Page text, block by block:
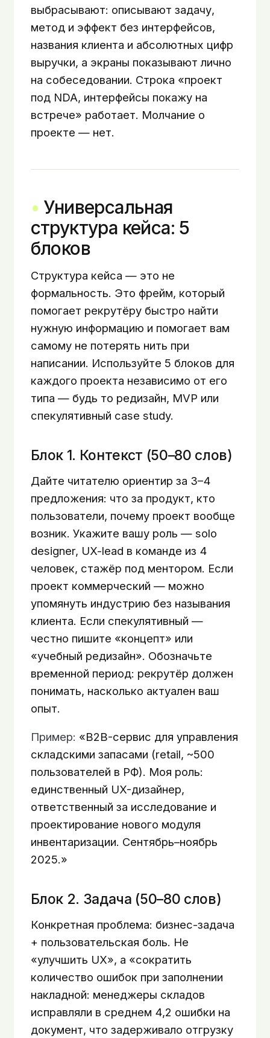
выбрасывают: описывают задачу,
метод и эффект без интерфейсов,
названия клиента и абсолютных цифр
выручки, а экраны показывают лично
на собеседовании. Строка «проект
под NDA, интерфейсы покажу на
встрече» работает. Молчание о
проекте — нет.
Универсальная
структура кейса: 5
блоков
Структура кейса — это не
формальность. Это фрейм, который
помогает рекрутёру быстро найти
нужную информацию и помогает вам
самому не потерять нить при
написании. Используйте 5 блоков для
каждого проекта независимо от его
типа — будь то редизайн, MVP или
спекулятивный case study.
Блок 1. Контекст (50–80 слов)
Дайте читателю ориентир за 3–4
предложения: что за продукт, кто
пользователи, почему проект вообще
возник. Укажите вашу роль — solo
designer, UX-lead в команде из 4
человек, стажёр под ментором. Если
проект коммерческий — можно
упомянуть индустрию без называния
клиента. Если спекулятивный —
честно пишите «концепт» или
«учебный редизайн». Обозначьте
временной период: рекрутёр должен
понимать, насколько актуален ваш
опыт.
Пример: «B2B-сервис для управления
складскими запасами (retail, ~500
пользователей в РФ). Моя роль:
единственный UX-дизайнер,
ответственный за исследование и
проектирование нового модуля
инвентаризации. Сентябрь–ноябрь
2025.»
Блок 2. Задача (50–80 слов)
Конкретная проблема: бизнес-задача
+ пользовательская боль. Не
«улучшить UX», а «сократить
количество ошибок при заполнении
накладной: менеджеры складов
исправляли в среднем 4,2 ошибки на
документ, что задерживало отгрузку